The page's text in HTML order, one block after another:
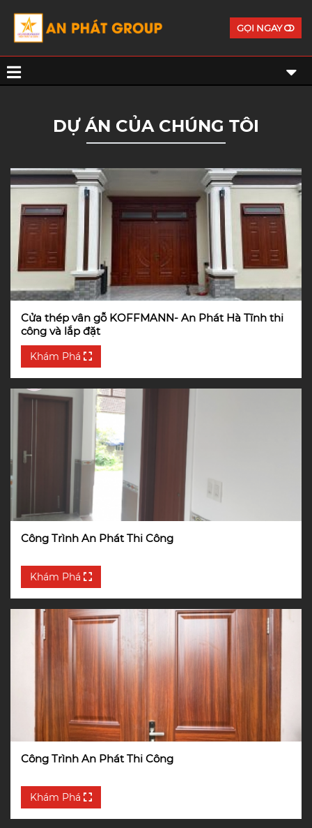
GỌI NGAY
DỰ ÁN CỦA CHÚNG TÔI
Cửa thép vân gỗ KOFFMANN- An Phát Hà Tĩnh thi
công và lắp đặt
Khám Phá
Công Trình An Phát Thi Công
Khám Phá
Công Trình An Phát Thi Công
Khám Phá